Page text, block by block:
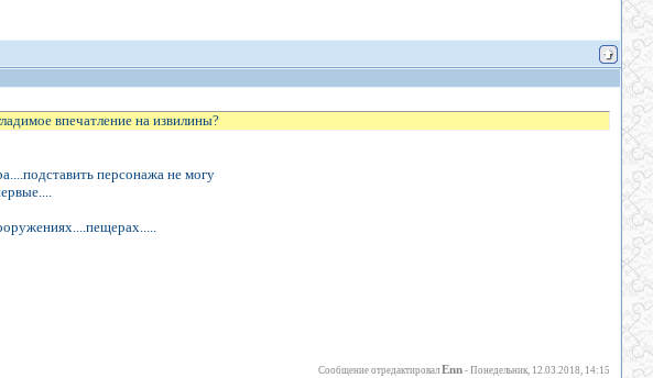
впечатление на извилины?
персонажа не могу
Сообщение отредактировалEnn -Понедельник, 12.03.2018, 14:15